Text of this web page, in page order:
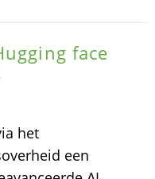
face
het
een